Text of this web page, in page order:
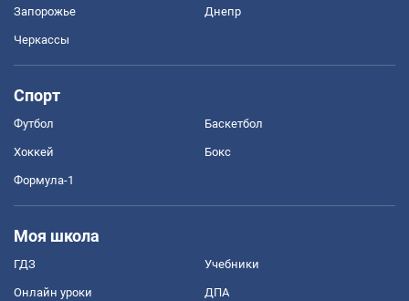
Запорожье Днепр
Черкассы
Спорт
Футбол Баскетбол
Хоккей Бокс
Формула-1
Моя школа
ГДЗ Учебники
Онлайн уроки ДПА